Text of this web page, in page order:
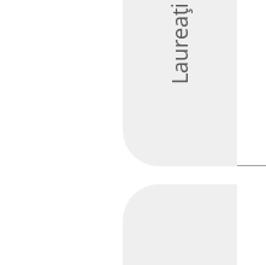
Laureați